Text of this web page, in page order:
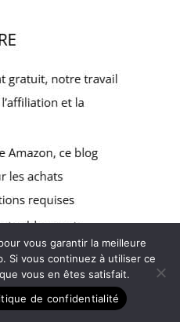
vous garantir la meilleure
Si vous continuez à utiliser ce
vous en êtes satisfait.
de confidentialité